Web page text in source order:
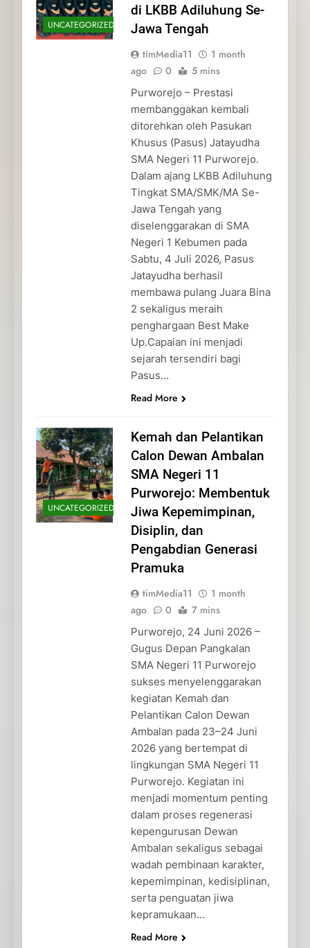
UNCATEGORIZED
di LKBB Adiluhung Se-
Jawa Tengah
timMedia11
1 month
ago
0 5 mins
Purworejo – Prestasi
membanggakan kembali
ditorehkan oleh Pasukan
Khusus (Pasus) Jatayudha
SMA Negeri 11 Purworejo.
Dalam ajang LKBB Adiluhung
Tingkat SMA/SMK/MA Se-
Jawa Tengah yang
diselenggarakan di SMA
Negeri 1 Kebumen pada
Sabtu, 4 Juli 2026, Pasus
Jatayudha berhasil
membawa pulang Juara Bina
2 sekaligus meraih
penghargaan Best Make
Up.Capaian ini menjadi
sejarah tersendiri bagi
Pasus…
Read More
UNCATEGORIZED
Kemah dan Pelantikan
Calon Dewan Ambalan
SMA Negeri 11
Purworejo: Membentuk
Jiwa Kepemimpinan,
Disiplin, dan
Pengabdian Generasi
Pramuka
timMedia11
1 month
ago
0 7 mins
Purworejo, 24 Juni 2026 –
Gugus Depan Pangkalan
SMA Negeri 11 Purworejo
sukses menyelenggarakan
kegiatan Kemah dan
Pelantikan Calon Dewan
Ambalan pada 23–24 Juni
2026 yang bertempat di
lingkungan SMA Negeri 11
Purworejo. Kegiatan ini
menjadi momentum penting
dalam proses regenerasi
kepengurusan Dewan
Ambalan sekaligus sebagai
wadah pembinaan karakter,
kepemimpinan, kedisiplinan,
serta penguatan jiwa
kepramukaan…
Read More